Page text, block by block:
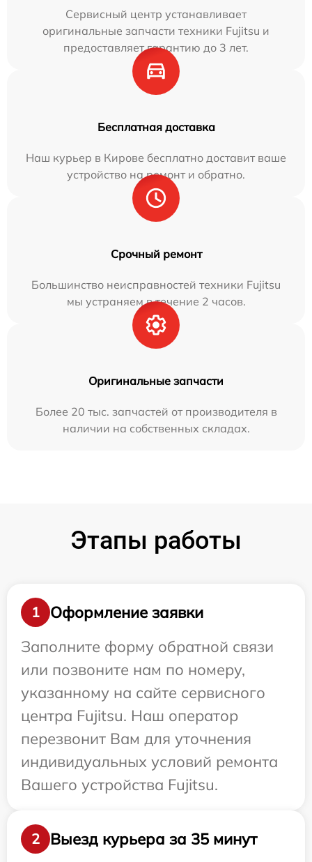
Сервисный центр устанавливает
оригинальные запчасти техники Fujitsu и
предоставляет гарантию до 3 лет.
Бесплатная доставка
Наш курьер в Кирове бесплатно доставит ваше
устройство на ремонт и обратно.
Срочный ремонт
Большинство неисправностей техники Fujitsu
мы устраняем в течение 2 часов.
Оригинальные запчасти
Более 20 тыс. запчастей от производителя в
наличии на собственных складах.
Этапы работы
1
Оформление заявки
Заполните форму обратной связи
или позвоните нам по номеру,
указанному на сайте сервисного
центра Fujitsu. Наш оператор
перезвонит Вам для уточнения
индивидуальных условий ремонта
Вашего устройства Fujitsu.
2 Выезд курьера за 35 минут